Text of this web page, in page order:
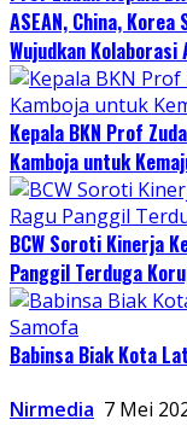
ASEAN, China,
Wujudkan Kolaborasi
Kepala BKN Prof
Kamboja untuk
BCW Soroti Kinerja
Panggil Terduga
Babinsa Biak Kota
Nirmedia 7 Mei